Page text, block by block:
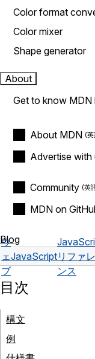
Color format
Color mixer
Shape generator
About
Get to know MDN
About MDN
Advertise with
Community
MDN on
Blog
ウ
ェ
ブ
JavaScriptリファレ
ンス
目次
構文
例